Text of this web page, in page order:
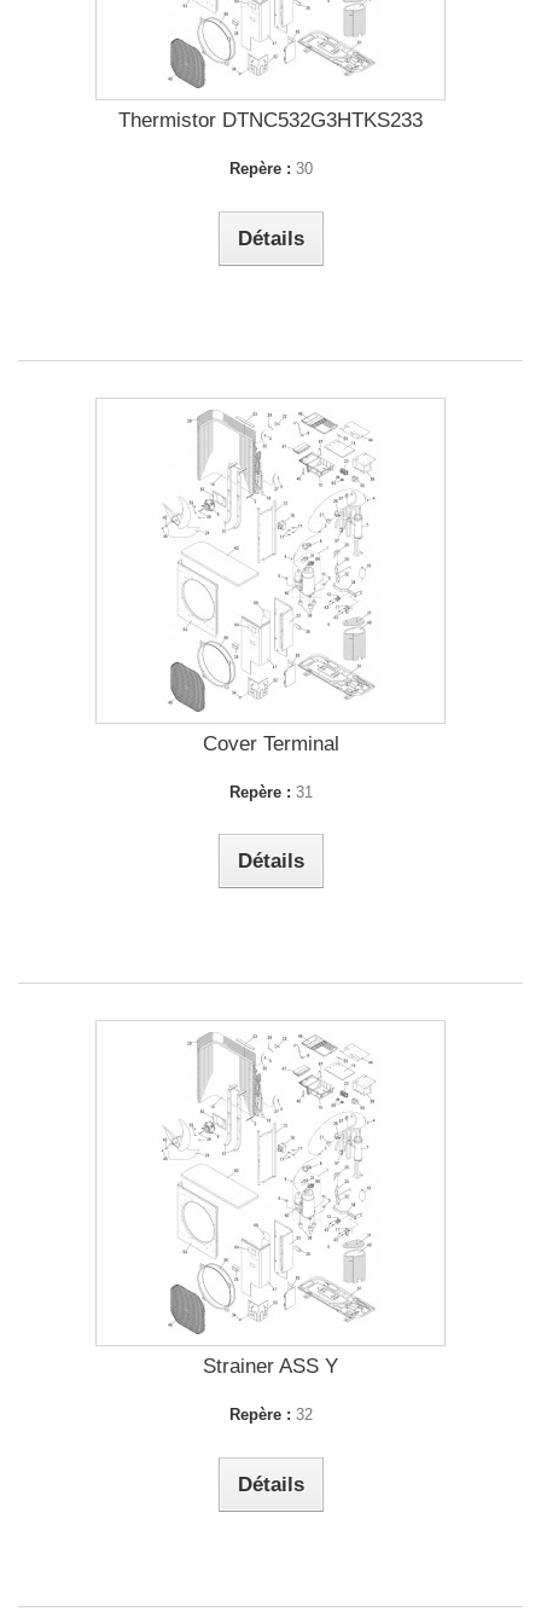
Thermistor DTNC532G3HTKS233
Repère : 30
Détails
Cover Terminal
Repère : 31
Détails
Strainer ASS Y
Repère : 32
Détails